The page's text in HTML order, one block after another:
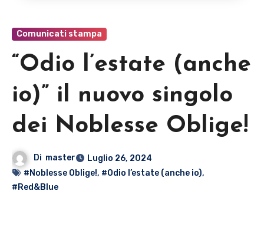
Comunicati stampa
“Odio l’estate (anche
io)” il nuovo singolo
dei Noblesse Oblige!
Di master
Luglio 26, 2024
#Noblesse Oblige!, #Odio l’estate (anche io),
#Red&Blue